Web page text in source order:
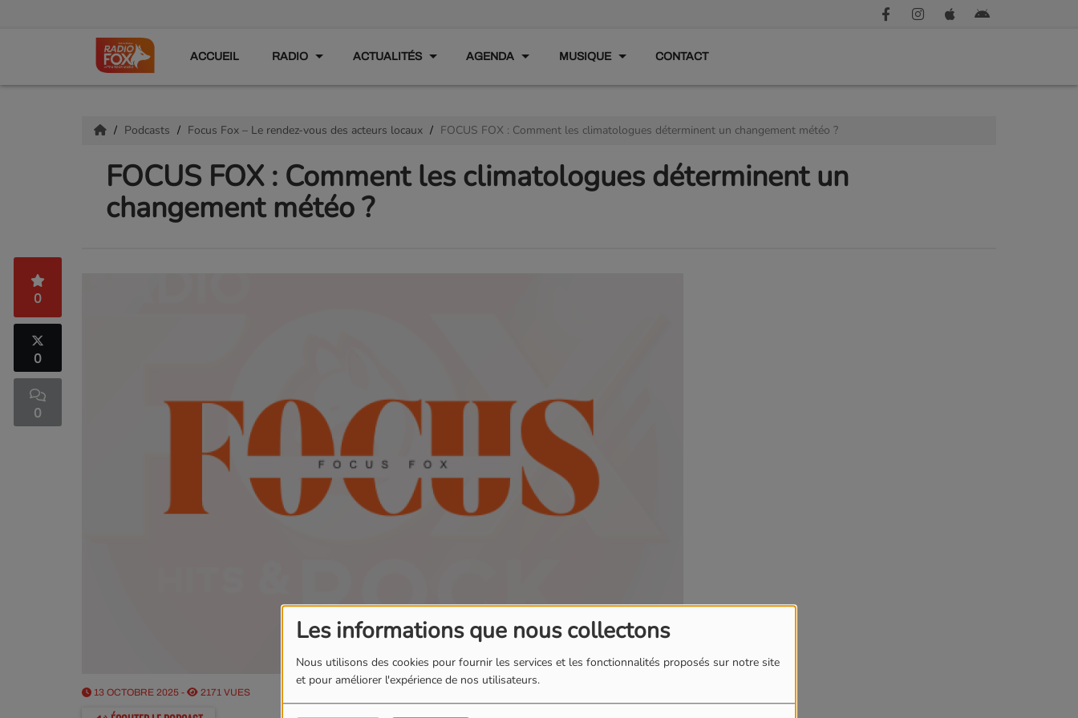
Les informations que nous collectons
Nous utilisons des cookies pour fournir les services et les fonctionnalités proposés sur notre site
et pour améliorer l'expérience de nos utilisateurs.
ACCUEIL RADIO ACTUALITÉS AGENDA MUSIQUE CONTACT
Podcasts Focus Fox – Le rendez-vous des acteurs locaux FOCUS FOX : Comment les climatologues déterminent un changement météo ?
FOCUS FOX : Comment les climatologues déterminent un
changement météo ?
0
0
0
13 OCTOBRE 2025 - 2171 VUES